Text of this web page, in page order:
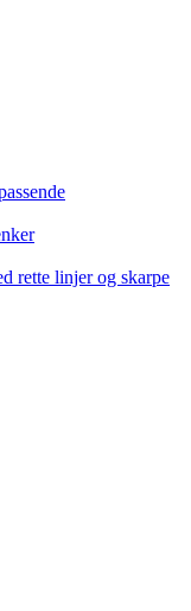
rette linjer og skarpe